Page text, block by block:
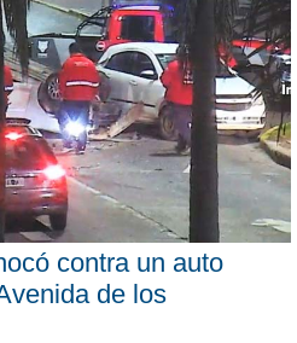
contra un auto
de los